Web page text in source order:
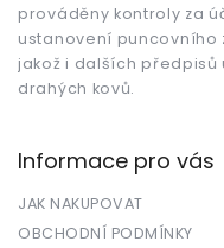
prováděny kontroly za
ustanovení puncovního
jakož i dalších
drahých kovů.
Informace pro vás
JAK NAKUPOVAT
OBCHODNÍ PODMÍNKY